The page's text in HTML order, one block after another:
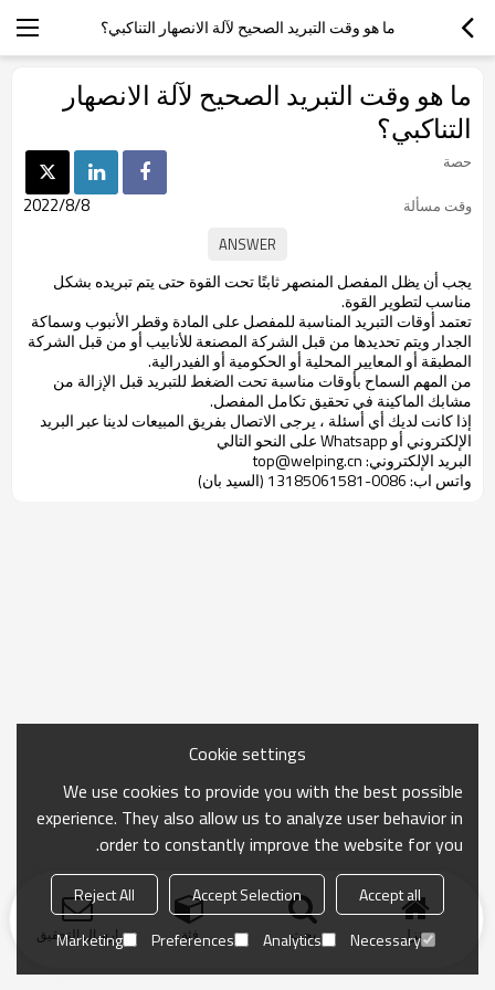
ما هو وقت التبريد الصحيح لآلة الانصهار التناكبي؟
ما هو وقت التبريد الصحيح لآلة الانصهار
التناكبي؟
حصة
وقت مسألة
2022/8/8
يجب أن يظل المفصل المنصهر ثابتًا تحت القوة حتى يتم تبريده بشكل
مناسب لتطوير القوة.
تعتمد أوقات التبريد المناسبة للمفصل على المادة وقطر الأنبوب وسماكة
الجدار ويتم تحديدها من قبل الشركة المصنعة للأنابيب أو من قبل الشركة
المطبقة أو المعايير المحلية أو الحكومية أو الفيدرالية.
من المهم السماح بأوقات مناسبة تحت الضغط للتبريد قبل الإزالة من
مشابك الماكينة في تحقيق تكامل المفصل.
إذا كانت لديك أي أسئلة ، يرجى الاتصال بفريق المبيعات لدينا عبر البريد
الإلكتروني أو Whatsapp على النحو التالي
البريد الإلكتروني: top@welping.cn
واتس اب: 0086-13185061581 (السيد بان)
منزل بحث فئة ارسال التحقيق
Cookie settings
We use cookies to provide you with the best possible
experience. They also allow us to analyze user behavior in
order to constantly improve the website for you.
Accept all
Accept Selection
Reject All
Necessary
Analytics
Preferences
Marketing